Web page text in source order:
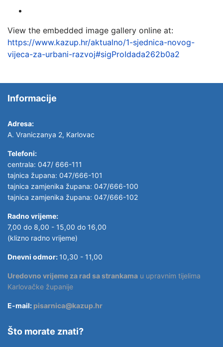
View the embedded image gallery online at:
https://www.kazup.hr/aktualno/1-sjednica-novog-
vijeca-za-urbani-razvoj#sigProIdada262b0a2
Informacije
Adresa:
A. Vraniczanya 2, Karlovac
Telefoni:
centrala: 047/ 666-111
tajnica župana: 047/666-101
tajnica zamjenika župana: 047/666-100
tajnica zamjenika župana: 047/666-102
Radno vrijeme:
7,00 do 8,00 - 15,00 do 16,00
(klizno radno vrijeme)
Dnevni odmor: 10,30 - 11,00
Uredovno vrijeme za rad sa strankama u upravnim tijelima
Karlovačke županije
E-mail: pisarnica@kazup.hr
Što morate znati?